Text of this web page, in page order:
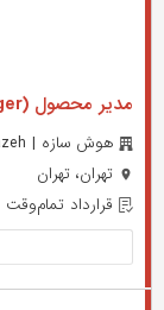
مدیر محصول (Product Manager)
هوش سازه | Hoosh Sazeh
تهران، تهران
قرارداد تمام‌وقت